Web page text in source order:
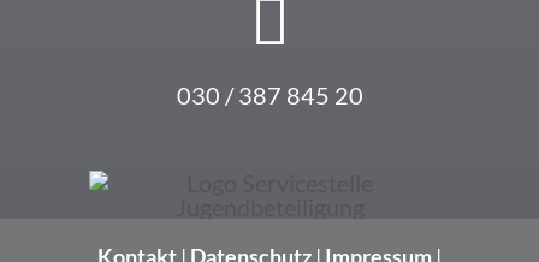
030 / 387 845 20
Kontakt | Datenschutz | Impressum |